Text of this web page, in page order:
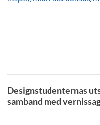
Designstudenternas
samband med